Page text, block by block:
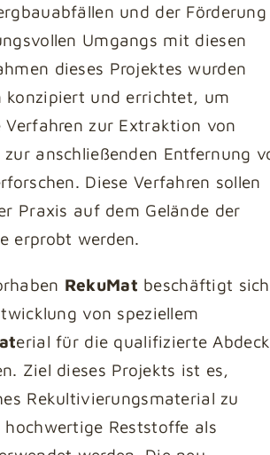
und der Förderung
Umgangs mit diesen
dieses Projektes wurden
konzipiert und errichtet, um
Verfahren zur Extraktion von
anschließenden Entfernung
Diese Verfahren sollen
Praxis auf dem Gelände der
erprobt werden.
RekuMat beschäftigt sich
von speziellem
erial für die qualifizierte
Ziel dieses Projekts ist es,
Rekultivierungsmaterial zu
Reststoffe als